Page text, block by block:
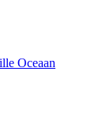
Oceaan